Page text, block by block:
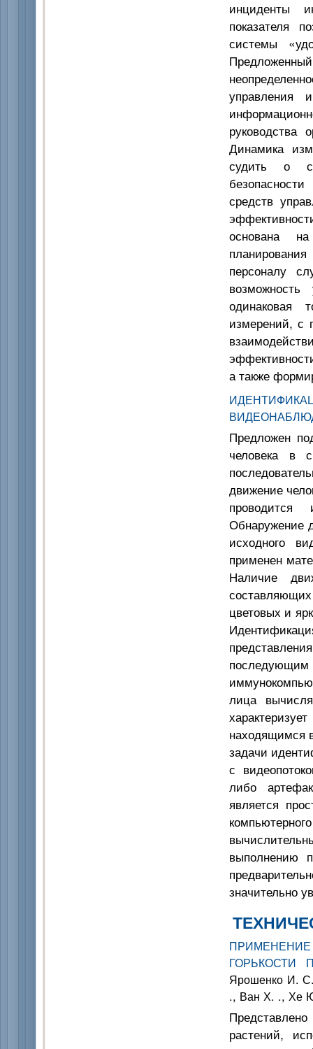
инциденты
показателя
системы
управления
руководства
Динамика
судить о
средств
основана
персоналу
возможность
одинаковая
измерений, с
а также
Предложен
человека в
движение
Обнаружение
исходного
применен
Наличие
цветовых и
лица
находящимся
задачи
с
либо
является
выполнению
значительно
ГОРЬКОСТИ
Ярошенко И.
., Ван Х. ., Хе
растений,